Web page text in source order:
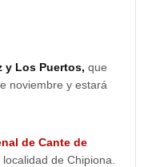
y Los Puertos, que
noviembre y estará
de Cante de
de Chipiona.